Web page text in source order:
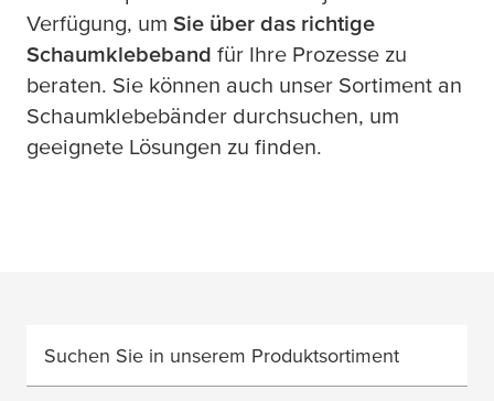
Verfügung, um Sie über das richtige
Schaumklebeband für Ihre Prozesse zu
beraten. Sie können auch unser Sortiment an
Schaumklebebänder durchsuchen, um
geeignete Lösungen zu finden.
Suchen Sie in unserem Produktsortiment